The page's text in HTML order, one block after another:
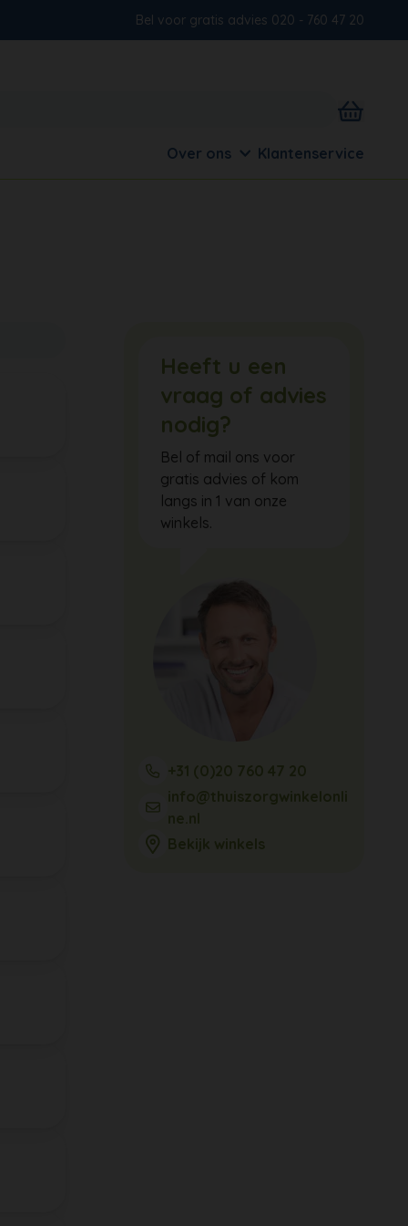
Bel voor gratis advies 020 - 760 47 20
Over ons Klantenservice
Heeft u een
vraag of advies
nodig?
Bel of mail ons voor
gratis advies of kom
langs in 1 van onze
winkels.
+31 (0)20 760 47 20
info@thuiszorgwinkelonli
ne.nl
Bekijk winkels